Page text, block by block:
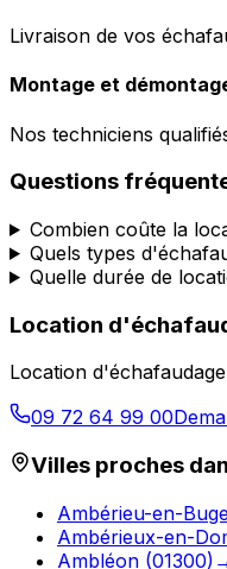
Livraison de vos
Montage et
Nos techniciens
Questions
Combien coûte la
Quels types
Quelle durée de
Location
Location d'échafaudage
09 72 64 99 00
Villes proches
Ambérieu-en-
Ambérieux-en-
Ambléon (01300)